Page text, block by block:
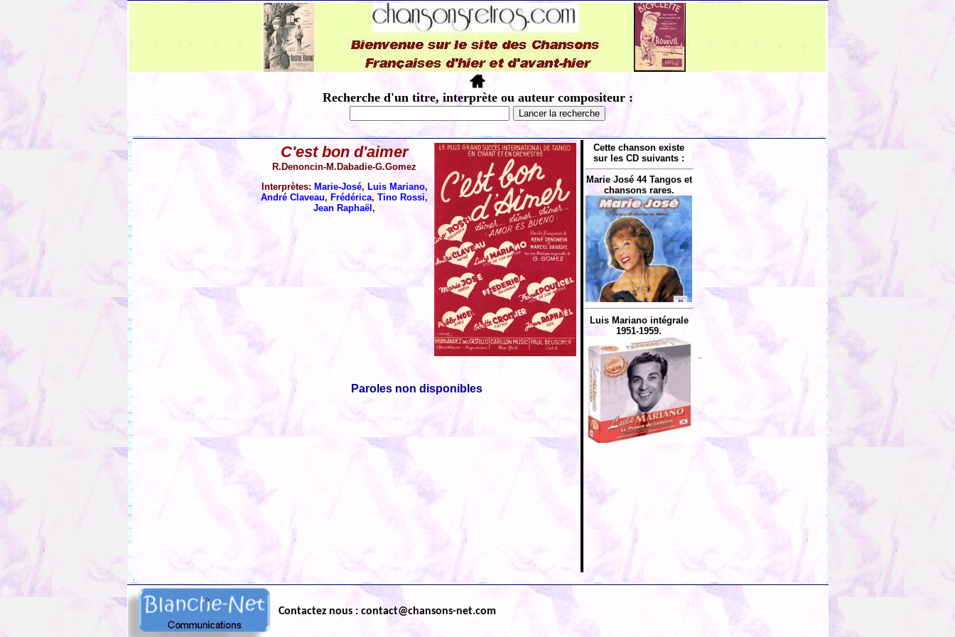
Recherche d'un titre, interprète ou auteur compositeur :
C'est bon d'aimer
R.Denoncin-M.Dabadie-G.Gomez
Interprètes: Marie-José, Luis Mariano,
André Claveau, Frédérica, Tino Rossi,
Jean Raphaël ,
Paroles non disponibles
Cette chanson existe
sur les CD suivants :
Marie José 44 Tangos et
chansons rares.
Luis Mariano intégrale
1951-1959.
Contactez nous : contact@chansons-net.com